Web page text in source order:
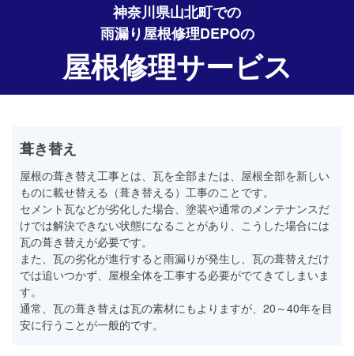
神奈川県山北町での
雨漏り屋根修理DEPOの
屋根修理サービス
葺き替え
屋根の葺き替え工事とは、瓦を全部または、屋根全部を新しい
ものに載せ替える（葺き替える）工事のことです。
セメント瓦などが劣化した場合、塗装や通常のメンテナンスだ
けでは解決できない状態になることがあり、こうした場合には
瓦の葺き替えが必要です。
また、瓦の劣化が進行すると雨漏りが発生し、瓦の葺替えだけ
では追いつかず、屋根全体を工事する必要がでてきてしまいま
す。
通常、瓦の葺き替えは瓦の素材にもよりますが、20～40年を目
安に行うことが一般的です。